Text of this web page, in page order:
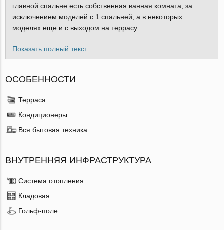
главной спальне есть собственная ванная комната, за
исключением моделей с 1 спальней, а в некоторых
моделях еще и с выходом на террасу.
Показать полный текст
ОСОБЕННОСТИ
Терраса
Кондиционеры
Вся бытовая техника
ВНУТРЕННЯЯ ИНФРАСТРУКТУРА
Система отопления
Кладовая
Гольф-поле